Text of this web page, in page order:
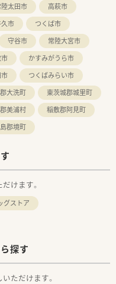
陸太田市
高萩市
市
つくば市
守谷市
常陸大宮市
かすみがうら市
つくばみらい市
大洗町
東茨城郡城里町
美浦村
稲敷郡阿見町
郡境町
けます。
グストア
探す
ただけます。